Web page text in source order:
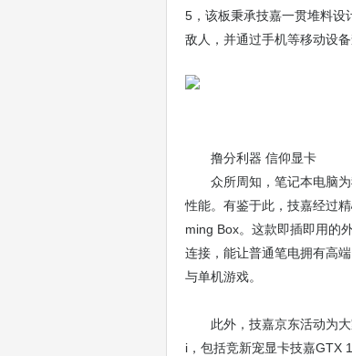
5，该板秉承技嘉一贯堆料设
敌人，并通过手机等移动设
撸分利器 信仰显卡
众所周知，笔记本电脑
性能。有鉴于此，技嘉经过
ming Box。这款即插即用的
连接，能让普通笔电拥有高
与单机游戏。
此外，技嘉京东活动为
i，包括竞新宠显卡技嘉GTX